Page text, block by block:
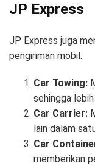
JP Express
JP Express juga
pengiriman mobil:
Car Towing:
sehingga
Car Carrier:
lain dalam
Car
memberikan